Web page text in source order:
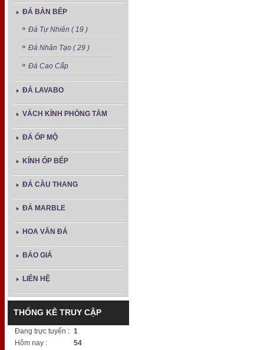
ĐÁ BÀN BẾP
Đá Tự Nhiên ( 19 )
Đá Nhân Tạo ( 29 )
Đá Cao Cấp
ĐÁ LAVABO
VÁCH KÍNH PHÒNG TẮM
ĐÁ ỐP MỘ
KÍNH ỐP BẾP
ĐÁ CẦU THANG
ĐÁ MARBLE
HOA VĂN ĐÁ
BÁO GIÁ
LIÊN HỆ
THỐNG KÊ TRUY CẬP
Đang trực tuyến : 1
Hôm nay :
54